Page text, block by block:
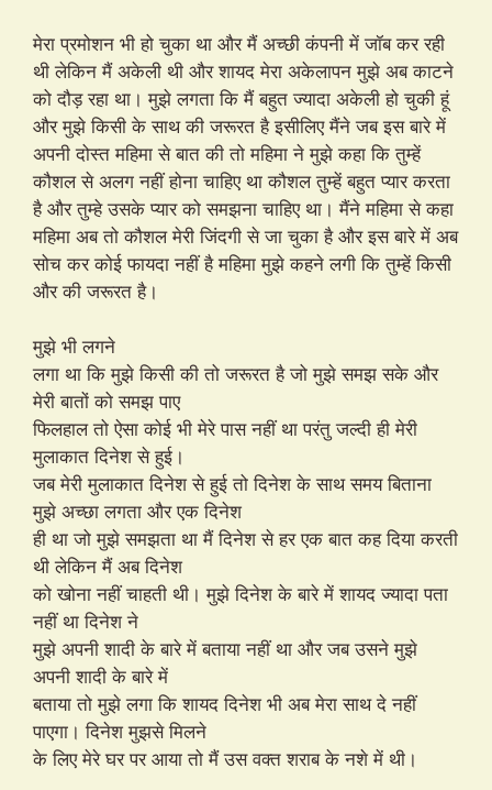
मेरा प्रमोशन भी हो चुका था और मैं अच्छी कंपनी में जॉब कर रही
थी लेकिन मैं अकेली थी और शायद मेरा अकेलापन मुझे अब काटने
को दौड़ रहा था। मुझे लगता कि मैं बहुत ज्यादा अकेली हो चुकी हूं
और मुझे किसी के साथ की जरूरत है इसीलिए मैंने जब इस बारे में
अपनी दोस्त महिमा से बात की तो महिमा ने मुझे कहा कि तुम्हें
कौशल से अलग नहीं होना चाहिए था कौशल तुम्हें बहुत प्यार करता
है और तुम्हे उसके प्यार को समझना चाहिए था। मैंने महिमा से कहा
महिमा अब तो कौशल मेरी जिंदगी से जा चुका है और इस बारे में अब
सोच कर कोई फायदा नहीं है महिमा मुझे कहने लगी कि तुम्हें किसी
और की जरूरत है।
मुझे भी लगने
लगा था कि मुझे किसी की तो जरूरत है जो मुझे समझ सके और
मेरी बातों को समझ पाए
फिलहाल तो ऐसा कोई भी मेरे पास नहीं था परंतु जल्दी ही मेरी
मुलाकात दिनेश से हुई।
जब मेरी मुलाकात दिनेश से हुई तो दिनेश के साथ समय बिताना
मुझे अच्छा लगता और एक दिनेश
ही था जो मुझे समझता था मैं दिनेश से हर एक बात कह दिया करती
थी लेकिन मैं अब दिनेश
को खोना नहीं चाहती थी। मुझे दिनेश के बारे में शायद ज्यादा पता
नहीं था दिनेश ने
मुझे अपनी शादी के बारे में बताया नहीं था और जब उसने मुझे
अपनी शादी के बारे में
बताया तो मुझे लगा कि शायद दिनेश भी अब मेरा साथ दे नहीं
पाएगा। दिनेश मुझसे मिलने
के लिए मेरे घर पर आया तो मैं उस वक्त शराब के नशे में थी।